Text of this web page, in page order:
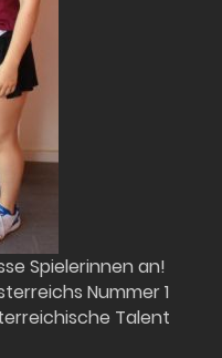
Spielerinnen an!
Nummer 1
Talent